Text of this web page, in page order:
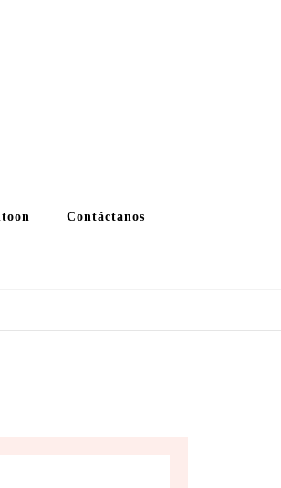
Contáctanos